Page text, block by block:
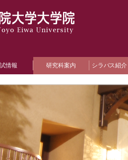
情報 研究科案内 シラバス紹